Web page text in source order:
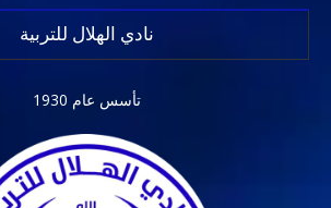
نادي الهلال للتربية
تأسس عام 1930